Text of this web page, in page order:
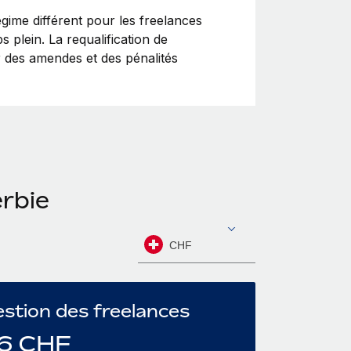
différent pour les freelances
plein. La requalification de
amendes et des pénalités
CHF
des freelances
CHF